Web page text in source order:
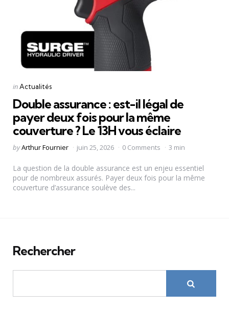
Categories
Posted
inActualités
Double assurance : est-il légal de
payer deux fois pour la même
couverture ? Le 13H vous éclaire
Posted
byArthur Fournier juin 25, 2026 0 Comments 3 min
La question de la double assurance est un enjeu essentiel
pour de nombreux assurés. Payer deux fois pour la même
couverture d’assurance soulève des...
Rechercher